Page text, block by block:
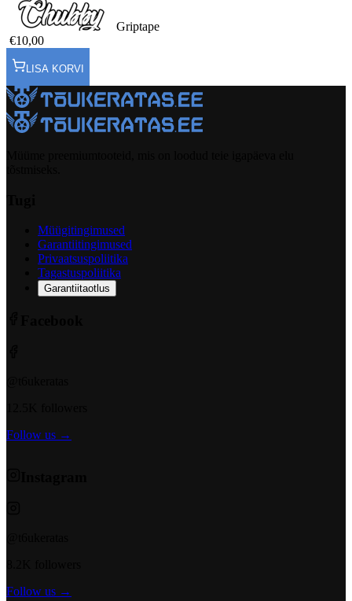
Griptape
€10,00
LISA KORVI
Müügitingimused
Garantiitingimused
Privaatsuspoliitika
Tagastuspoliitika
Garantiitaotlus
Follow us →
Follow us →